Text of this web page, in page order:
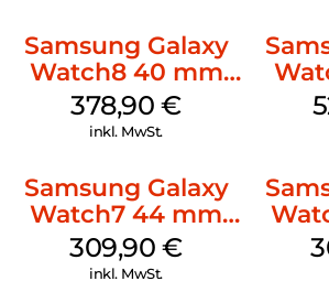
Samsung Galaxy
Watch8 40 mm
Graphite
378,90€
inkl. MwSt.
Samsung Galaxy
Watch7 44 mm
Silver
309,90€
inkl. MwSt.